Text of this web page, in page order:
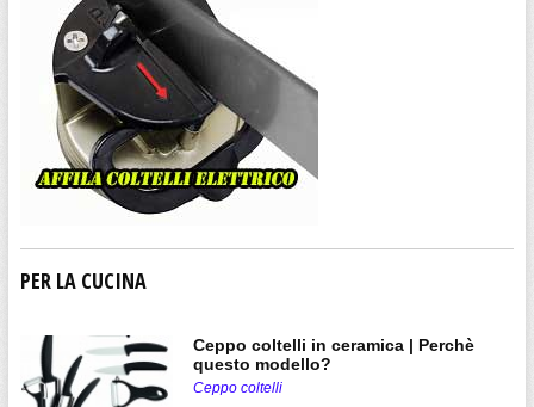
PER LA CUCINA
Ceppo coltelli in ceramica | Perchè
questo modello?
Ceppo coltelli